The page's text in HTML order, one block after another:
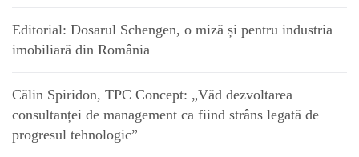
Editorial: Dosarul Schengen, o miză și pentru industria
imobiliară din România
Călin Spiridon, TPC Concept: „Văd dezvoltarea
consultanței de management ca fiind strâns legată de
progresul tehnologic”